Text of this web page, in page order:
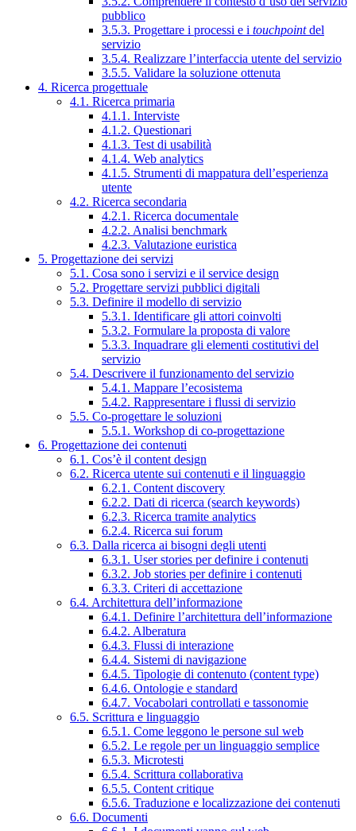
pubblico
3.5.3. Progettare i processi e i touchpointdel
servizio
3.5.4. Realizzare l’interfaccia utente del servizio
3.5.5. Validare la soluzione ottenuta
4. Ricerca progettuale
4.1. Ricerca primaria
4.1.1. Interviste
4.1.2. Questionari
4.1.3. Test di usabilità
4.1.4. Web analytics
4.1.5. Strumenti di mappatura dell’esperienza
utente
4.2. Ricerca secondaria
4.2.1. Ricerca documentale
4.2.2. Analisi benchmark
4.2.3. Valutazione euristica
5. Progettazione dei servizi
5.1. Cosa sono i servizi e il service design
5.2. Progettare servizi pubblici digitali
5.3. Definire il modello di servizio
5.3.1. Identificare gli attori coinvolti
5.3.2. Formulare la proposta di valore
5.3.3. Inquadrare gli elementi costitutivi del
servizio
5.4. Descrivere il funzionamento del servizio
5.4.1. Mappare l’ecosistema
5.4.2. Rappresentare i flussi di servizio
5.5. Co-progettare le soluzioni
5.5.1. Workshop di co-progettazione
6. Progettazione dei contenuti
6.1. Cos’è il content design
6.2. Ricerca utente sui contenuti e il linguaggio
6.2.1. Content discovery
6.2.2. Dati di ricerca (search keywords)
6.2.3. Ricerca tramite analytics
6.2.4. Ricerca sui forum
6.3. Dalla ricerca ai bisogni degli utenti
6.3.1. User stories per definire i contenuti
6.3.2. Job stories per definire i contenuti
6.3.3. Criteri di accettazione
6.4. Architettura dell’informazione
6.4.1. Definire l’architettura dell’informazione
6.4.2. Alberatura
6.4.3. Flussi di interazione
6.4.4. Sistemi di navigazione
6.4.5. Tipologie di contenuto (content type)
6.4.6. Ontologie e standard
6.4.7. Vocabolari controllati e tassonomie
6.5. Scrittura e linguaggio
6.5.1. Come leggono le persone sul web
6.5.2. Le regole per un linguaggio semplice
6.5.3. Microtesti
6.5.4. Scrittura collaborativa
6.5.5. Content critique
6.5.6. Traduzione e localizzazione dei contenuti
6.6. Documenti